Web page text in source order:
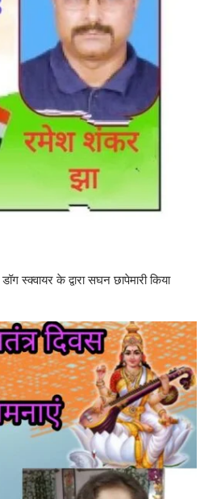
स्क्वायर के द्वारा सघन छापेमारी किया